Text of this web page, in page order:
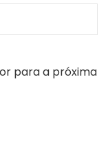
para a próxima